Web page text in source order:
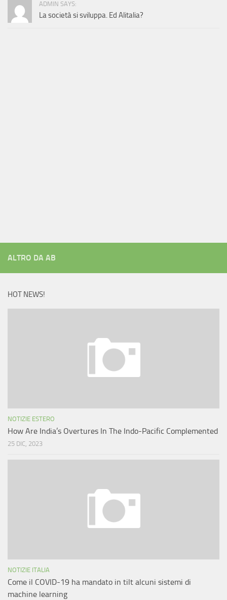
ADMIN SAYS:
La società si sviluppa. Ed Alitalia?
ALTRO DA AB
HOT NEWS!
NOTIZIE ESTERO
How Are India’s Overtures In The Indo-Pacific Complemented
25 DIC, 2023
NOTIZIE ITALIA
Come il COVID-19 ha mandato in tilt alcuni sistemi di
machine learning